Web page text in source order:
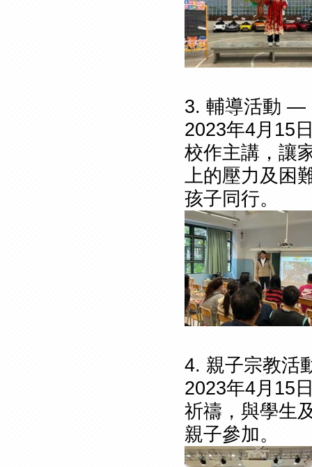
3. 輔導活動 —
2023年4月15
校作主講，讓
上的壓力及困
孩子同行。
4. 親子宗教活
2023年4月15
祈禱，與學生
親子參加。